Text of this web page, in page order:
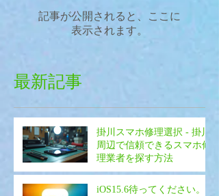
記事が公開されると、ここに
表示されます。
最新記事
掛川スマホ修理選択 - 掛川
周辺で信頼できるスマホ修
理業者を探す方法
iOS15.6待ってください。